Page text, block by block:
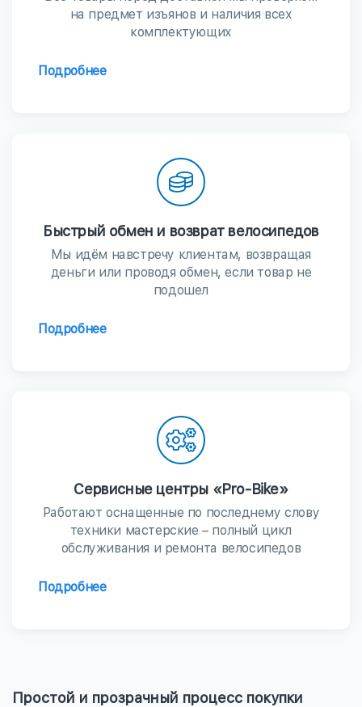
на предмет изъянов и наличия всех
комплектующих
Подробнее
Быстрый обмен и возврат велосипедов
Мы идём навстречу клиентам, возвращая
деньги или проводя обмен, если товар не
подошел
Подробнее
Сервисные центры «Pro-Bike»
Работают оснащенные по последнему слову
техники мастерские – полный цикл
обслуживания и ремонта велосипедов
Подробнее
Простой и прозрачный процесс покупки